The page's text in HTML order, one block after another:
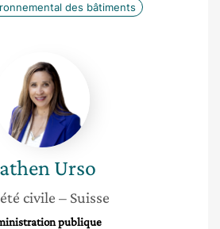
des bâtiments
Fathen
Urso
Urso
civile – Suisse
publique